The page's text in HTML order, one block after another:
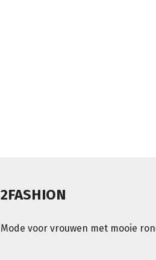
2FASHION
Mode voor vrouwen met mooie